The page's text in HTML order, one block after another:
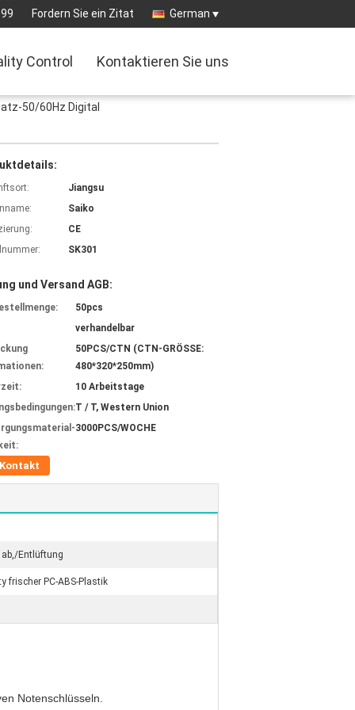
Fordern Sie ein Zitat German
Control Kontaktieren Sie uns
50/60Hz Digital
Jiangsu
Saiko
CE
SK301
und Versand AGB:
50pcs
verhandelbar
50PCS/CTN (CTN-GRÖSSE:
480*320*250mm)
10 Arbeitstage
T / T, Western Union
3000PCS/WOCHE
Kontakt
Entlüftung
frischer PC-ABS-Plastik
Notenschlüsseln.